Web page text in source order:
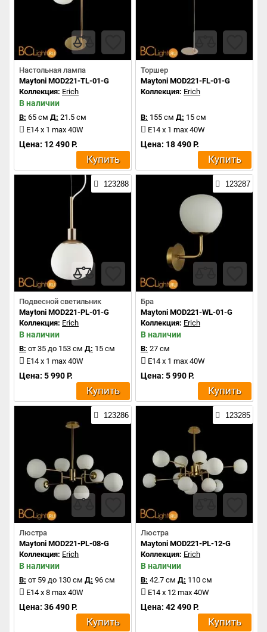
Настольная лампа
Maytoni MOD221-TL-01-G
Коллекция: Erich
В наличии
В: 65 см Д: 21.5 см
E14 x 1 max 40W
Цена: 12 490 Р.
Купить
Торшер
Maytoni MOD221-FL-01-G
Коллекция: Erich
В: 155 см Д: 15 см
E14 x 1 max 40W
Цена: 18 490 Р.
Купить
123288
Подвесной светильник
Maytoni MOD221-PL-01-G
Коллекция: Erich
В наличии
В: от 35 до 153 см Д: 15 см
E14 x 1 max 40W
Цена: 5 990 Р.
Купить
123287
Бра
Maytoni MOD221-WL-01-G
Коллекция: Erich
В наличии
В: 27 см
E14 x 1 max 40W
Цена: 5 990 Р.
Купить
123286
Люстра
Maytoni MOD221-PL-08-G
Коллекция: Erich
В наличии
В: от 59 до 130 см Д: 96 см
E14 x 8 max 40W
Цена: 36 490 Р.
Купить
123285
Люстра
Maytoni MOD221-PL-12-G
Коллекция: Erich
В наличии
В: 42.7 см Д: 110 см
E14 x 12 max 40W
Цена: 42 490 Р.
Купить